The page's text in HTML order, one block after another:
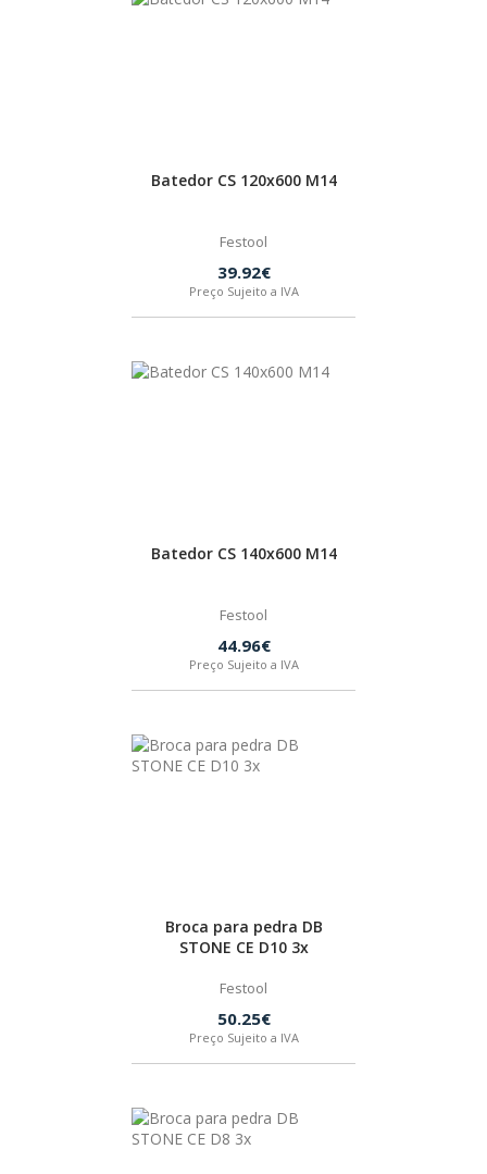
Batedor CS 120x600 M14
Festool
39.92€
Preço Sujeito a IVA
Batedor CS 140x600 M14
Festool
44.96€
Preço Sujeito a IVA
Broca para pedra DB
STONE CE D10 3x
Festool
50.25€
Preço Sujeito a IVA